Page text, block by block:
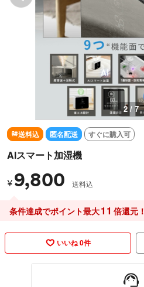
2 / 7
送料込 匿名配送 すぐに購入可
AIスマート加湿機
¥ 9,800 送料込
条件達成でポイント最大11 倍還元！
いいね 0件